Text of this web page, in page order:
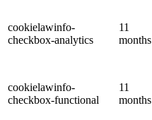
cookielawinfo-
checkbox-analytics
11
months
cookielawinfo-
checkbox-functional
11
months